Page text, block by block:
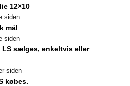
12×10
siden
mål
siden
LS sælges, enkeltvis eller
siden
købes.